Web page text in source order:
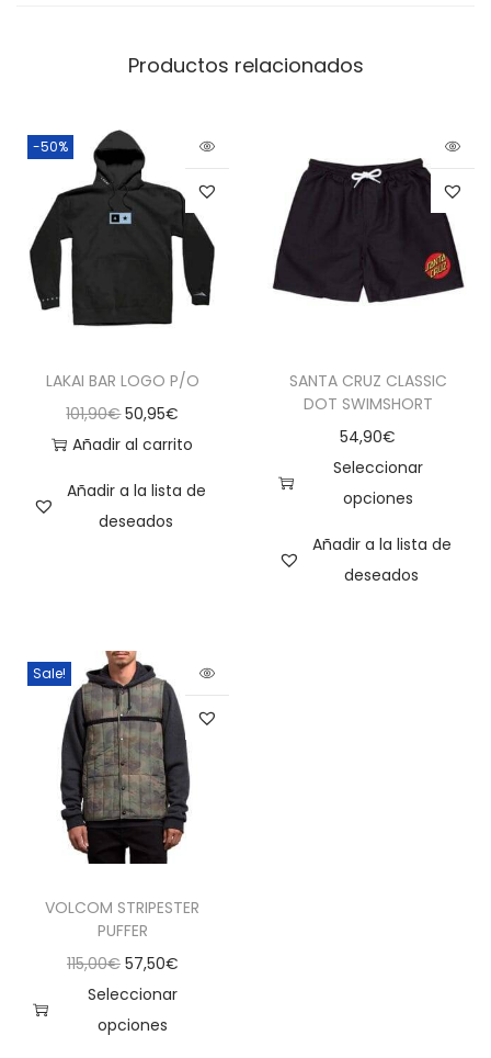
Productos relacionados
-50%
LAKAI BAR LOGO P/O
101,90€ 50,95€
Añadir al carrito
Añadir a la lista de
deseados
SANTA CRUZ CLASSIC
DOT SWIMSHORT
54,90€
Seleccionar
opciones
Añadir a la lista de
deseados
Sale!
VOLCOM STRIPESTER
PUFFER
115,00€ 57,50€
Seleccionar
opciones